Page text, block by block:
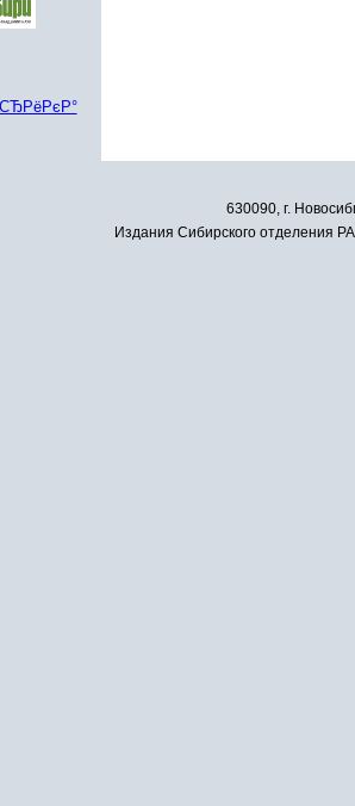
630090, г.
Издания Сибирского отделения